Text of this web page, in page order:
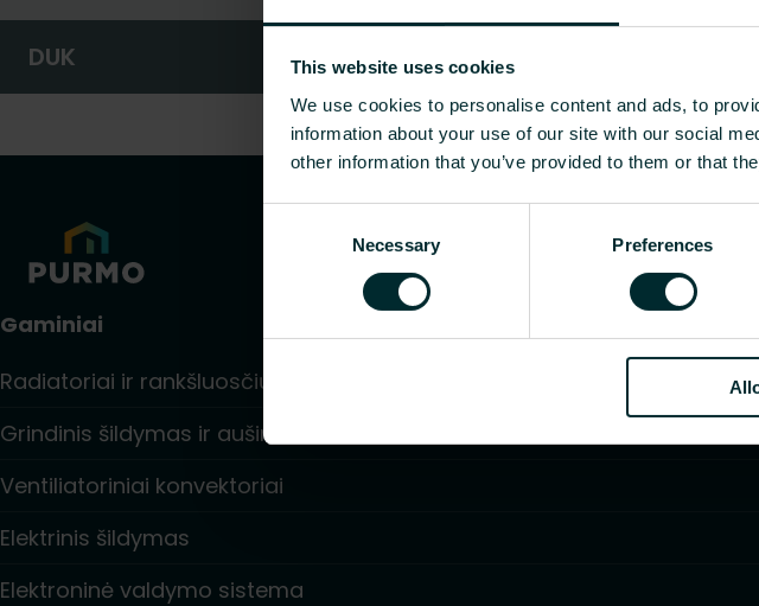
This website uses cookies
We use cookies to personalise content and ads, to
information about your use of our site with our social
other information that you’ve provided to them or that
Necessary Preferences
DUK
Gaminiai
Radiatoriai ir rankšluosčių džiovintuvai
Grindinis šildymas ir aušinimas
Ventiliatoriniai konvektoriai
Elektrinis šildymas
Elektroninė valdymo sistema